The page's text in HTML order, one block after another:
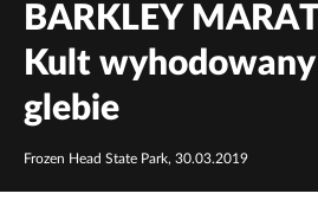
BARKLEY
Kult
glebie
Frozen Head State Park, 30.03.2019